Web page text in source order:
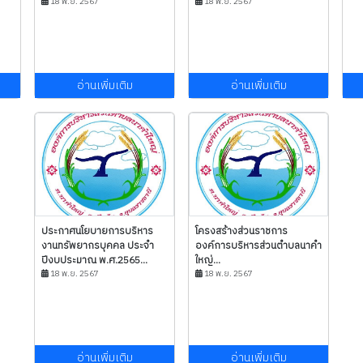
อ่านเพิ่มเติม อ่านเพิ่มเติม
ประกาศนโยบายการบริหาร
งานทรัพยากรบุคคล ประจำ
ปีงบประมาณ พ.ศ.2565...
18 พ.ย. 2567
อ่านเพิ่มเติม
โครงสร้างส่วนราชการ
องค์การบริหารส่วนตำบลนาคำ
ใหญ่...
18 พ.ย. 2567
อ่านเพิ่มเติม